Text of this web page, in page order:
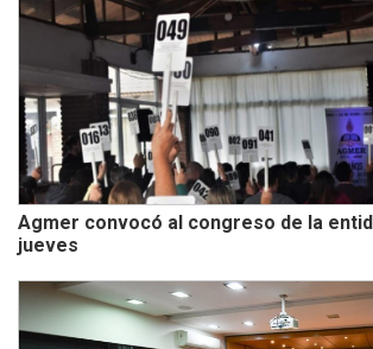
Agmer convocó al congreso de la
jueves